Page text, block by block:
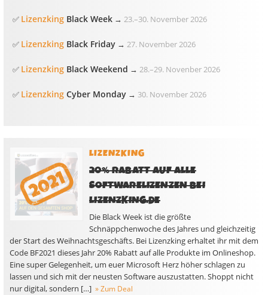
✅ Lizenzking Black Week → 23.–30. November 2026
✅ Lizenzking Black Friday → 27. November 2026
✅ Lizenzking Black Weekend → 28.–29. Novenber 2026
✅ Lizenzking Cyber Monday → 30. November 2026
LIZENZKING
20% RABATT AUF ALLE
SOFTWARELIZENZEN BEI
LIZENZKING.DE
Die Black Week ist die größte
Schnäppchenwoche des Jahres und gleichzeitig
der Start des Weihnachtsgeschäfts. Bei Lizenzking erhaltet ihr mit dem
Code BF2021 dieses Jahr 20% Rabatt auf alle Produkte im Onlineshop.
Eine super Gelegenheit, um euer Microsoft Herz höher schlagen zu
lassen und sich mit der neusten Software auszustatten. Shoppt nicht
nur digital, sondern […] » Zum Deal